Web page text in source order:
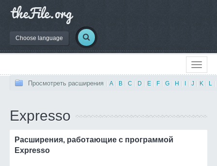
Choose language
Просмотреть расширения A B C D E F G H J K L
Expresso
Расширения, работающие с программой
Expresso